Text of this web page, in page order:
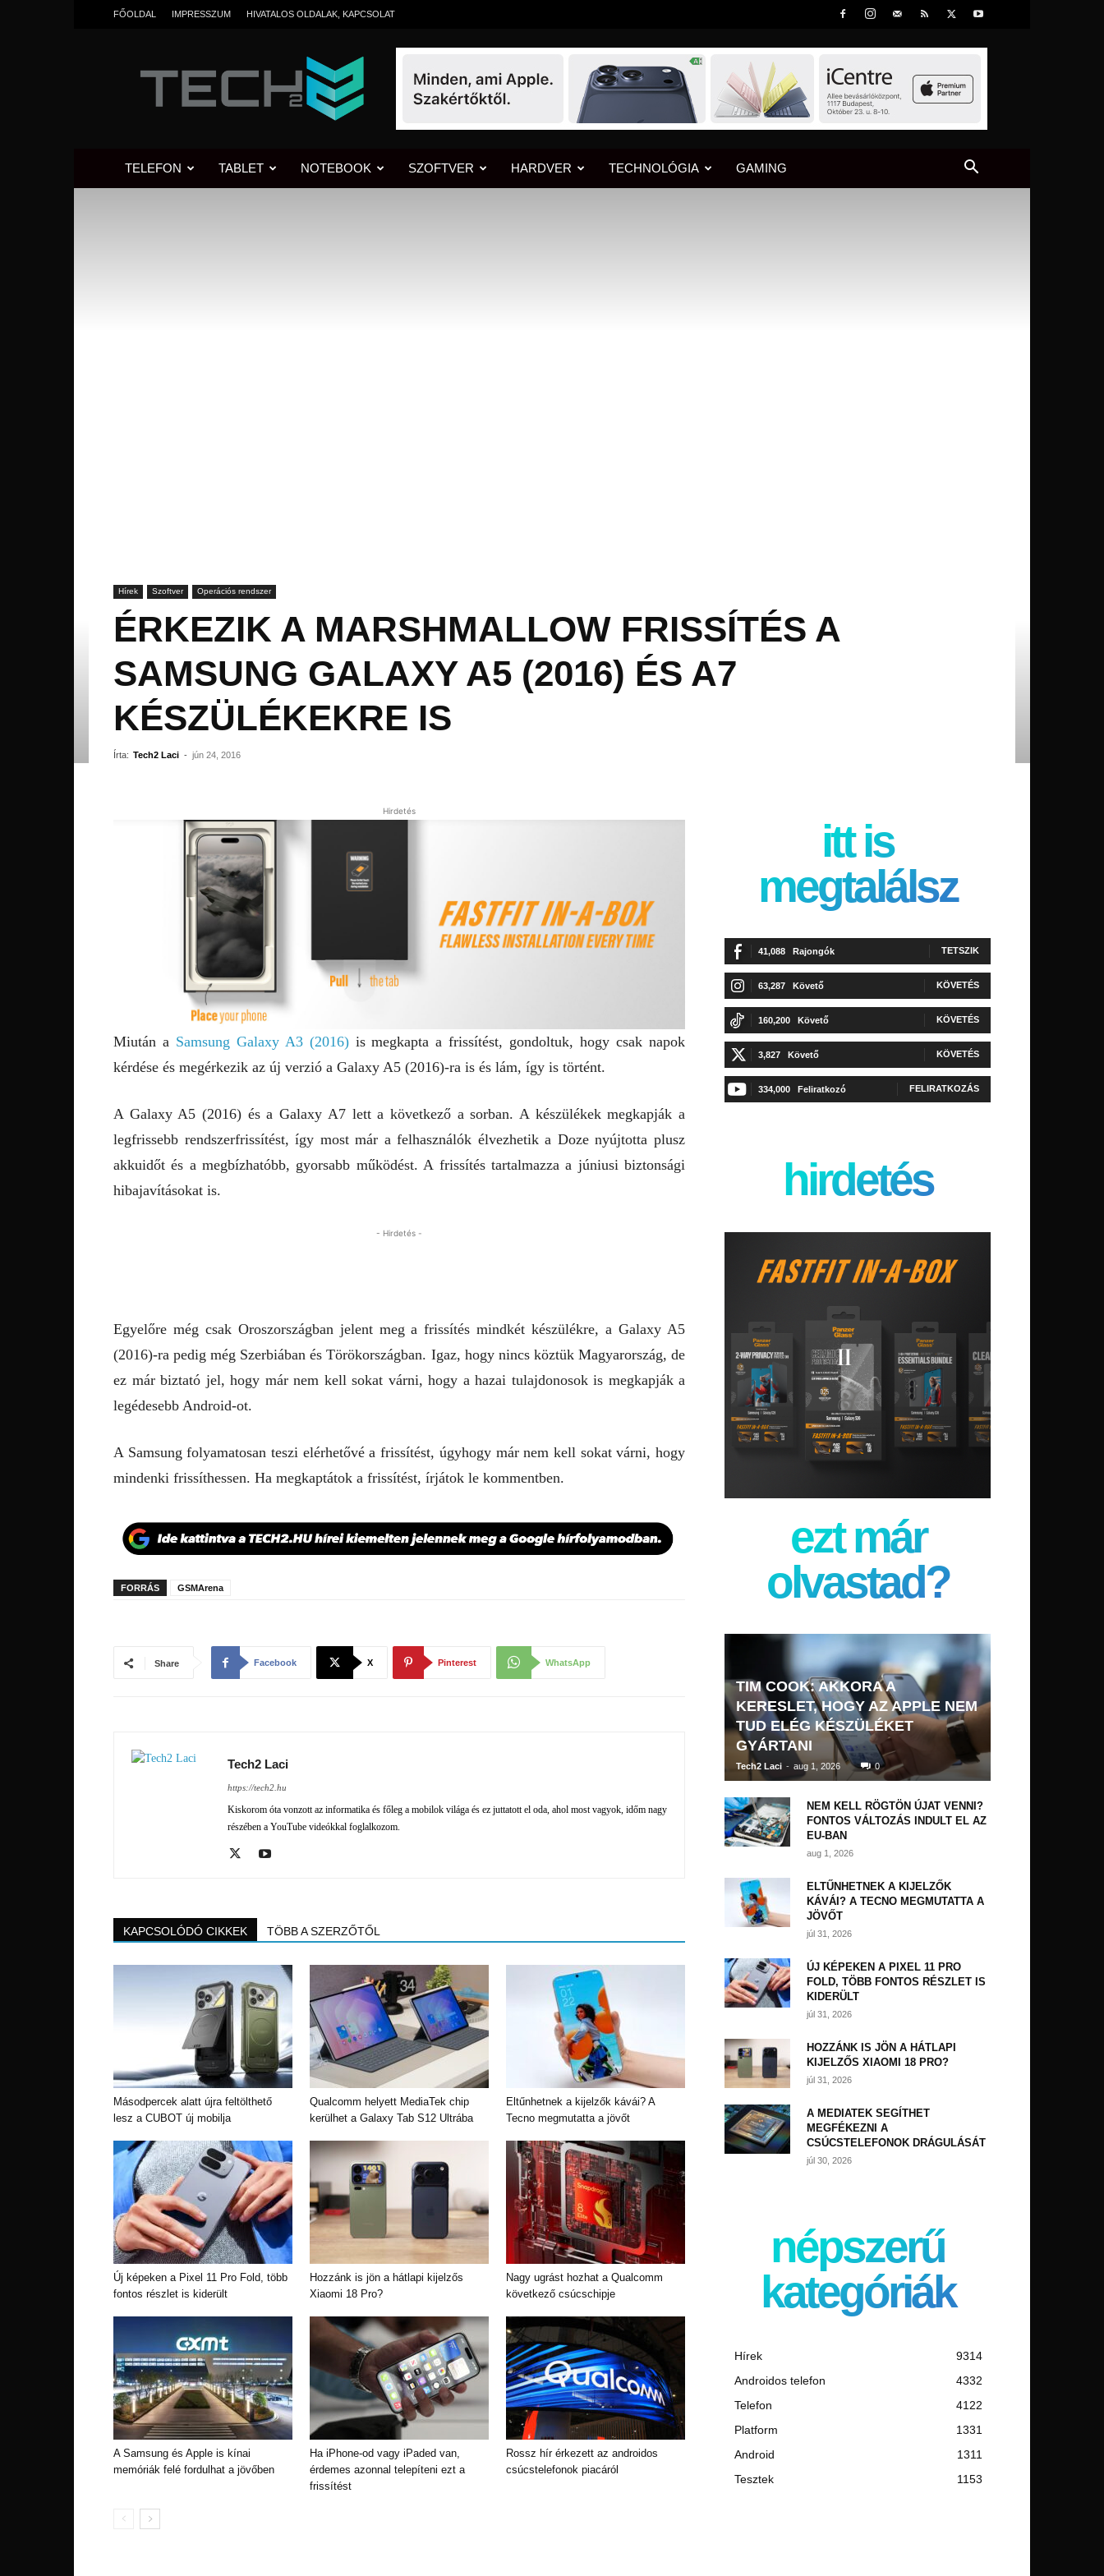
FŐOLDAL IMPRESSZUM HIVATALOS OLDALAK, KAPCSOLAT
TELEFON TABLET NOTEBOOK SZOFTVER HARDVER TECHNOLÓGIA GAMING
Hírek Szoftver Operációs rendszer
ÉRKEZIK A MARSHMALLOW FRISSÍTÉS A
SAMSUNG GALAXY A5 (2016) ÉS A7
KÉSZÜLÉKEKRE IS
Írta: Tech2 Laci - jún 24, 2016
Hirdetés
Miután a Samsung Galaxy A3 (2016)is megkapta a frissítést, gondoltuk, hogy csak napok
kérdése és megérkezik az új verzió a Galaxy A5 (2016)-ra is és lám, így is történt.
A Galaxy A5 (2016) és a Galaxy A7 lett a következő a sorban. A készülékek megkapják a
legfrissebb rendszerfrissítést, így most már a felhasználók élvezhetik a Doze nyújtotta plusz
akkuidőt és a megbízhatóbb, gyorsabb működést. A frissítés tartalmazza a júniusi biztonsági
hibajavításokat is.
- Hirdetés -
Egyelőre még csak Oroszországban jelent meg a frissítés mindkét készülékre, a Galaxy A5
(2016)-ra pedig még Szerbiában és Törökországban. Igaz, hogy nincs köztük Magyarország, de
ez már biztató jel, hogy már nem kell sokat várni, hogy a hazai tulajdonosok is megkapják a
legédesebb Android-ot.
A Samsung folyamatosan teszi elérhetővé a frissítést, úgyhogy már nem kell sokat várni, hogy
mindenki frissíthessen. Ha megkaptátok a frissítést, írjátok le kommentben.
FORRÁS GSMArena
Share Facebook X Pinterest WhatsApp
Tech2 Laci
https://tech2.hu
Kiskorom óta vonzott az informatika és főleg a mobilok világa és ez juttatott el oda, ahol most vagyok, időm nagy
részében a YouTube videókkal foglalkozom.
KAPCSOLÓDÓ CIKKEK TÖBB A SZERZŐTŐL
Másodpercek alatt újra feltölthető
lesz a CUBOT új mobilja
Qualcomm helyett MediaTek chip
kerülhet a Galaxy Tab S12 Ultrába
Eltűnhetnek a kijelzők kávái? A
Tecno megmutatta a jövőt
Új képeken a Pixel 11 Pro Fold, több
fontos részlet is kiderült
Hozzánk is jön a hátlapi kijelzős
Xiaomi 18 Pro?
Nagy ugrást hozhat a Qualcomm
következő csúcschipje
A Samsung és Apple is kínai
memóriák felé fordulhat a jövőben
Ha iPhone-od vagy iPaded van,
érdemes azonnal telepíteni ezt a
frissítést
Rossz hír érkezett az androidos
csúcstelefonok piacáról
itt is
megtalálsz
41,088 Rajongók TETSZIK
63,287 Követő KÖVETÉS
160,200 Követő KÖVETÉS
3,827 Követő KÖVETÉS
334,000 Feliratkozó FELIRATKOZÁS
hirdetés
ezt már
olvastad?
TIM COOK: AKKORA A
KERESLET, HOGY AZ APPLE NEM
TUD ELÉG KÉSZÜLÉKET
GYÁRTANI
Tech2 Laci - aug 1, 2026 0
NEM KELL RÖGTÖN ÚJAT VENNI?
FONTOS VÁLTOZÁS INDULT EL AZ
EU-BAN
aug 1, 2026
ELTŰNHETNEK A KIJELZŐK
KÁVÁI? A TECNO MEGMUTATTA A
JÖVŐT
júl 31, 2026
ÚJ KÉPEKEN A PIXEL 11 PRO
FOLD, TÖBB FONTOS RÉSZLET IS
KIDERÜLT
júl 31, 2026
HOZZÁNK IS JÖN A HÁTLAPI
KIJELZŐS XIAOMI 18 PRO?
júl 31, 2026
A MEDIATEK SEGÍTHET
MEGFÉKEZNI A
CSÚCSTELEFONOK DRÁGULÁSÁT
júl 30, 2026
népszerű
kategóriák
Hírek
9314
Androidos telefon
4332
Telefon
4122
Platform
1331
Android
1311
Tesztek
1153